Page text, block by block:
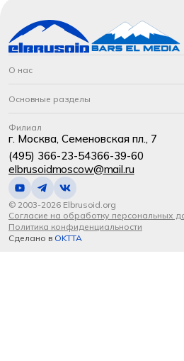
О нас
Основные разделы
Филиал
г. Москва, Семеновская пл., 7
(495) 366-23-54366-39-60
elbrusoidmoscow@mail.ru
© 2003-2026 Elbrusoid.org
Согласие на обработку персональных
Политика конфиденциальности
Сделано в OKTTA